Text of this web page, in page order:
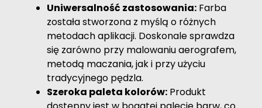
Uniwersalność zastosowania: Farba
została stworzona z myślą o różnych
metodach aplikacji. Doskonale sprawdza
się zarówno przy malowaniu aerografem,
metodą maczania, jak i przy użyciu
tradycyjnego pędzla.
Szeroka paleta kolorów: Produkt